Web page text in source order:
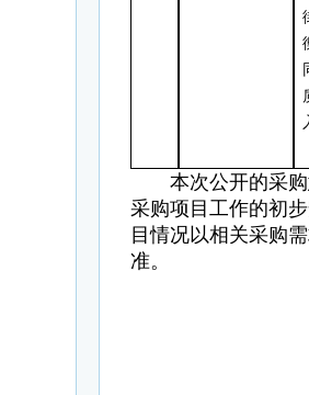
本次公开的采购
采购项目工作的初
目情况以相关采购
准。